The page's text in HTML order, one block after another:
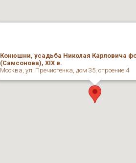
Конюшни, усадьба Николая Карловича
(Самсонова), XIX в.
Москва, ул. Пречистенка, дом 35, строение 4